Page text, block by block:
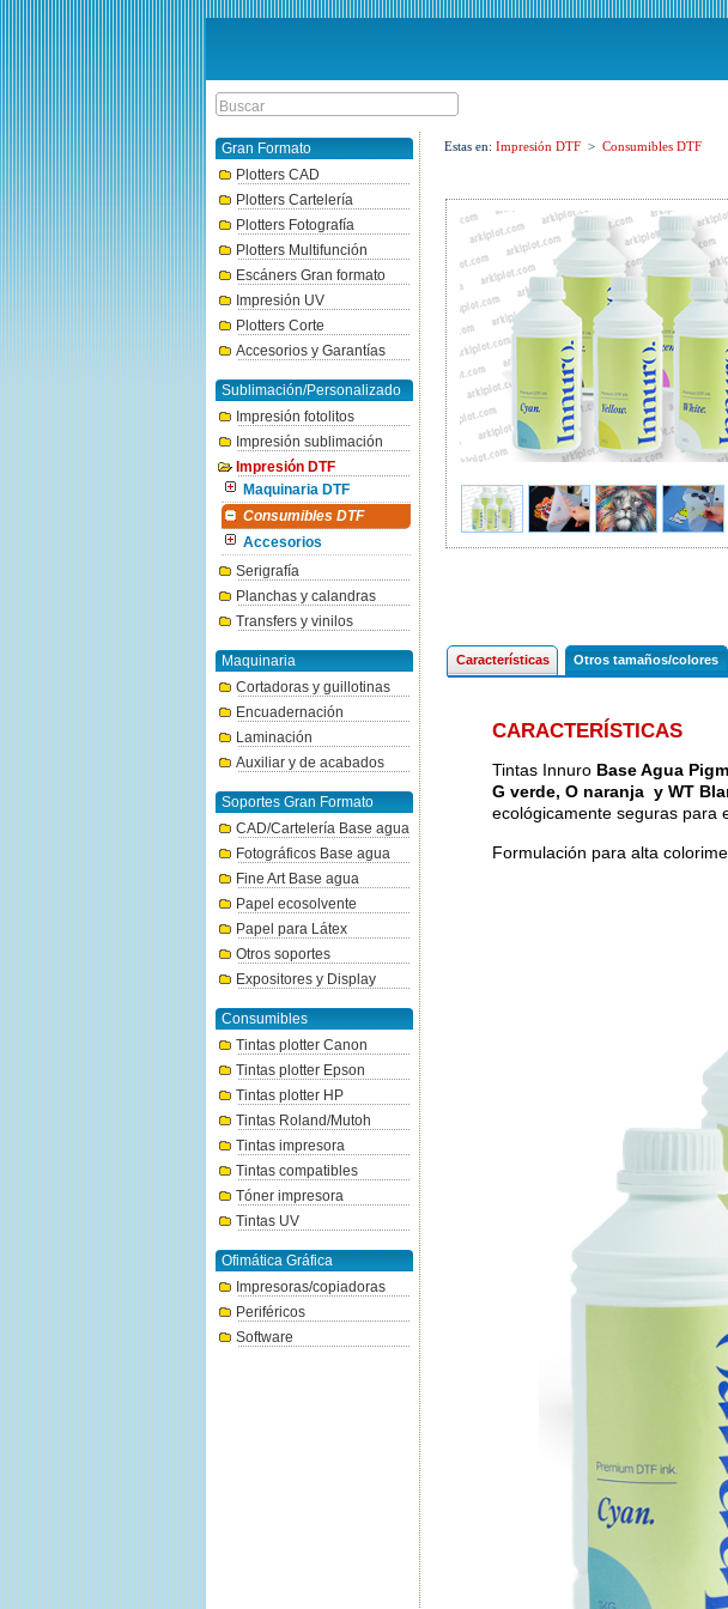
Gran Formato
Plotters CAD
Plotters Cartelería
Plotters Fotografía
Plotters Multifunción
Escáners Gran formato
Impresión UV
Plotters Corte
Accesorios y Garantías
Sublimación/Personalizado
Impresión fotolitos
Impresión sublimación
Impresión DTF
Maquinaria DTF
Consumibles DTF
Accesorios
Serigrafía
Planchas y calandras
Transfers y vinilos
Maquinaria
Cortadoras y guillotinas
Encuadernación
Laminación
Auxiliar y de acabados
Soportes Gran Formato
CAD/Cartelería Base agua
Fotográficos Base agua
Fine Art Base agua
Papel ecosolvente
Papel para Látex
Otros soportes
Expositores y Display
Consumibles
Tintas plotter Canon
Tintas plotter Epson
Tintas plotter HP
Tintas Roland/Mutoh
Tintas impresora
Tintas compatibles
Tóner impresora
Tintas UV
Ofimática Gráfica
Impresoras/copiadoras
Periféricos
Software
Estas en: Impresión DTF > Consumibles DTF
Características Otros tamaños/colores
CARACTERÍSTICAS
Tintas Innuro Base Agua
G verde, O naranja y WT
ecológicamente seguras para
Formulación para alta